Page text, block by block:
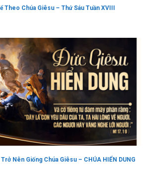
Theo Chúa Giêsu – Thứ Sáu Tuần XVIII
Nên Giống Chúa Giêsu – CHÚA HIỂN DUNG